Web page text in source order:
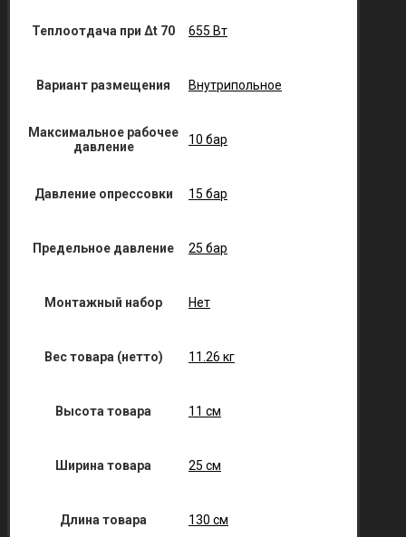
Теплоотдача при Δt 70 655 Вт
Вариант размещения Внутрипольное
Максимальное рабочее
давление
10 бар
Давление опрессовки 15 бар
Предельное давление 25 бар
Монтажный набор Нет
Вес товара (нетто) 11.26 кг
Высота товара 11 см
Ширина товара 25 см
Длина товара 130 см